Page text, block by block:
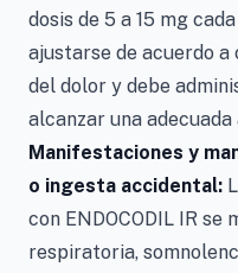
dosis de 5 a 15 mg
ajustarse de acuerdo a
del dolor y debe
alcanzar una adecuada
Manifestaciones y
o ingesta accidental:
con ENDOCODIL IR
respiratoria,